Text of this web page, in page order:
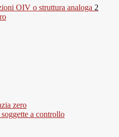
OIV o struttura analoga 2
zero
a controllo